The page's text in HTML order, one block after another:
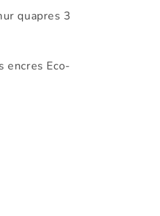
quapres 3
encres Eco-